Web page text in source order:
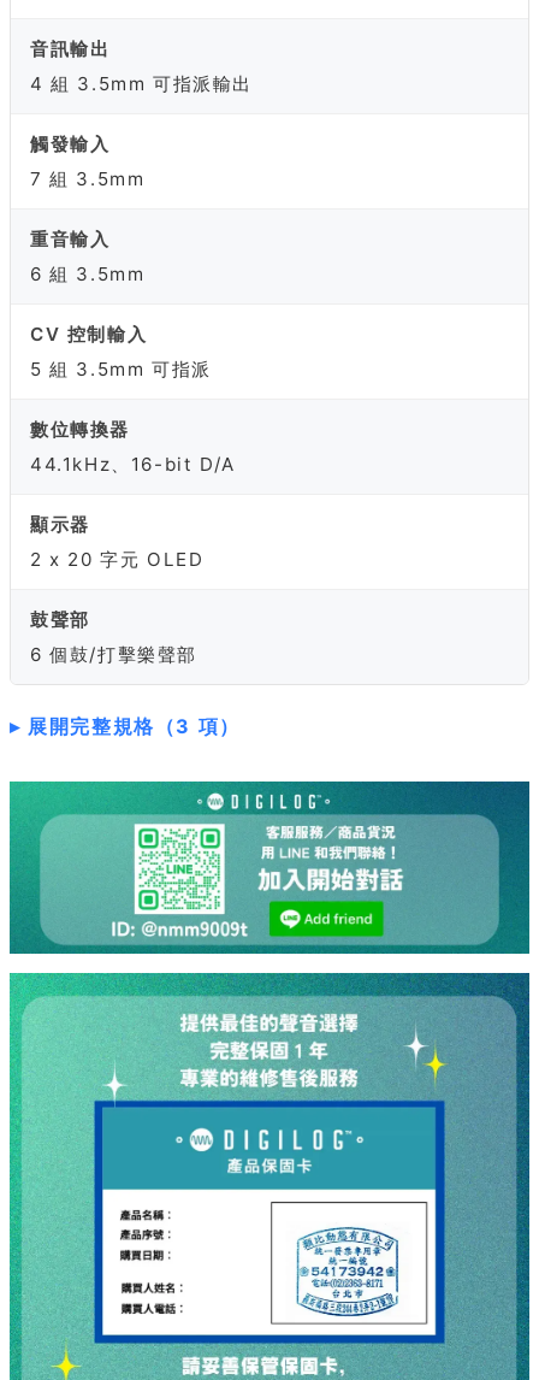
音訊輸出
4 組 3.5mm 可指派輸出
觸發輸入
7 組 3.5mm
重音輸入
6 組 3.5mm
CV 控制輸入
5 組 3.5mm 可指派
數位轉換器
44.1kHz、16-bit D/A
顯示器
2 x 20 字元 OLED
鼓聲部
6 個鼓/打擊樂聲部
展開完整規格（3 項）